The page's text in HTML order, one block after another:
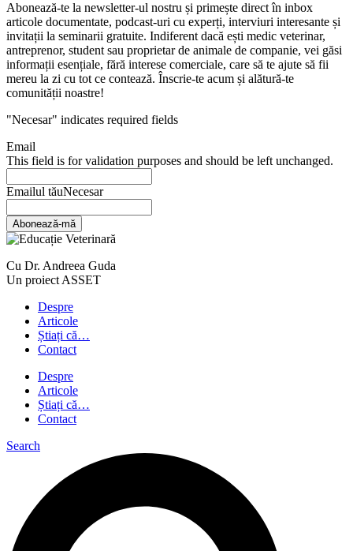
Abonează-te la newsletter-ul nostru și primește direct în inbox
articole documentate, podcast-uri cu experți, interviuri interesante și
invitații la seminarii gratuite. Indiferent dacă ești medic veterinar,
antreprenor, student sau proprietar de animale de companie, vei găsi
informații esențiale, fără interese comerciale, care să te ajute să fii
mereu la zi cu tot ce contează. Înscrie-te acum și alătură-te
comunității noastre!
"Necesar" indicates required fields
Email
This field is for validation purposes and should be left unchanged.
Emailul tăuNecesar
Abonează-mă
Cu Dr. Andreea Guda
Un proiect ASSET
Despre
Articole
Știați că…
Contact
Despre
Articole
Știați că…
Contact
Search